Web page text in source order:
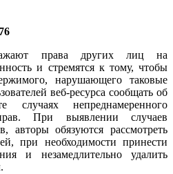
права других лиц на
и стремятся к тому, чтобы
нарушающего таковые
веб-ресурса сообщать об
случаях непреднамеренного
При выявлении случаев
авторы обязуются рассмотреть
при необходимости принести
и незамедлительно удалить